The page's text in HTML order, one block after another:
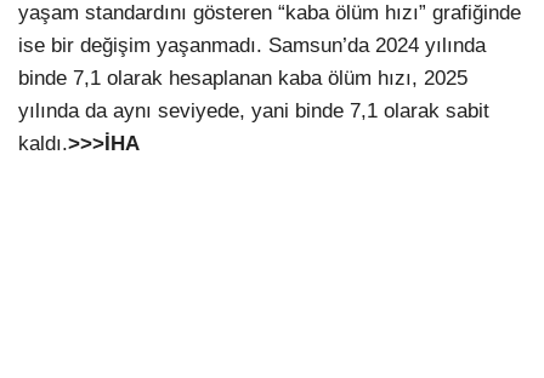
yaşam standardını gösteren “kaba ölüm hızı” grafiğinde
ise bir değişim yaşanmadı. Samsun’da 2024 yılında
binde 7,1 olarak hesaplanan kaba ölüm hızı, 2025
yılında da aynı seviyede, yani binde 7,1 olarak sabit
kaldı.>>>İHA